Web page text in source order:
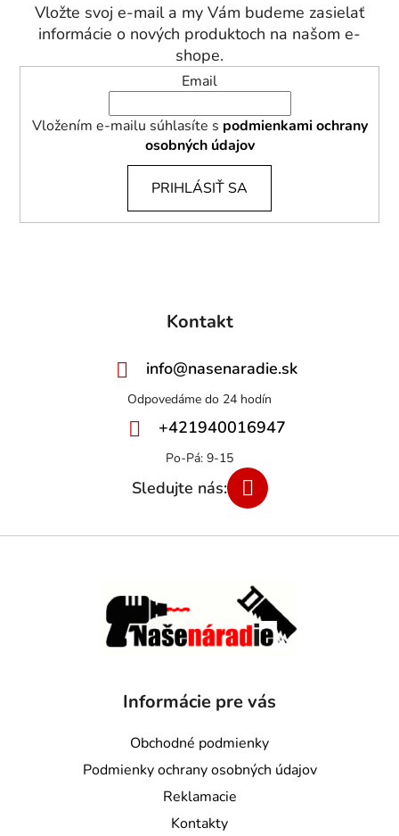
Vložte svoj e-mail a my Vám budeme zasielať
informácie o nových produktoch na našom e-
shope.
Email
Vložením e-mailu súhlasíte s podmienkami ochrany
osobných údajov
PRIHLÁSIŤ SA
Kontakt
info@nasenaradie.sk
+421940016947
Informácie pre vás
Obchodné podmienky
Podmienky ochrany osobných údajov
Reklamacie
Kontakty